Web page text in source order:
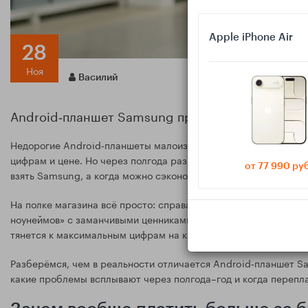
28
Ноя Василий
Android‑планшет Samsung против бюджетного
Недорогие Android‑планшеты малоизвестных китайских
цифрам и цене. Но через полгода разница заметна в экране,
взять Samsung, а когда можно сэкономить на «китайце».
На полке магазина всё просто: справа аккуратно
ноунеймов» c заманчивыми ценниками и надписями «8 ГБ
тянется к максимальным цифрам на коробке, но именно здесь
Разберёмся, чем в реальности отличается Android‑планшет
какие проблемы всплывают через полгода–год и когда
Apple iPhone Air
от 77 990